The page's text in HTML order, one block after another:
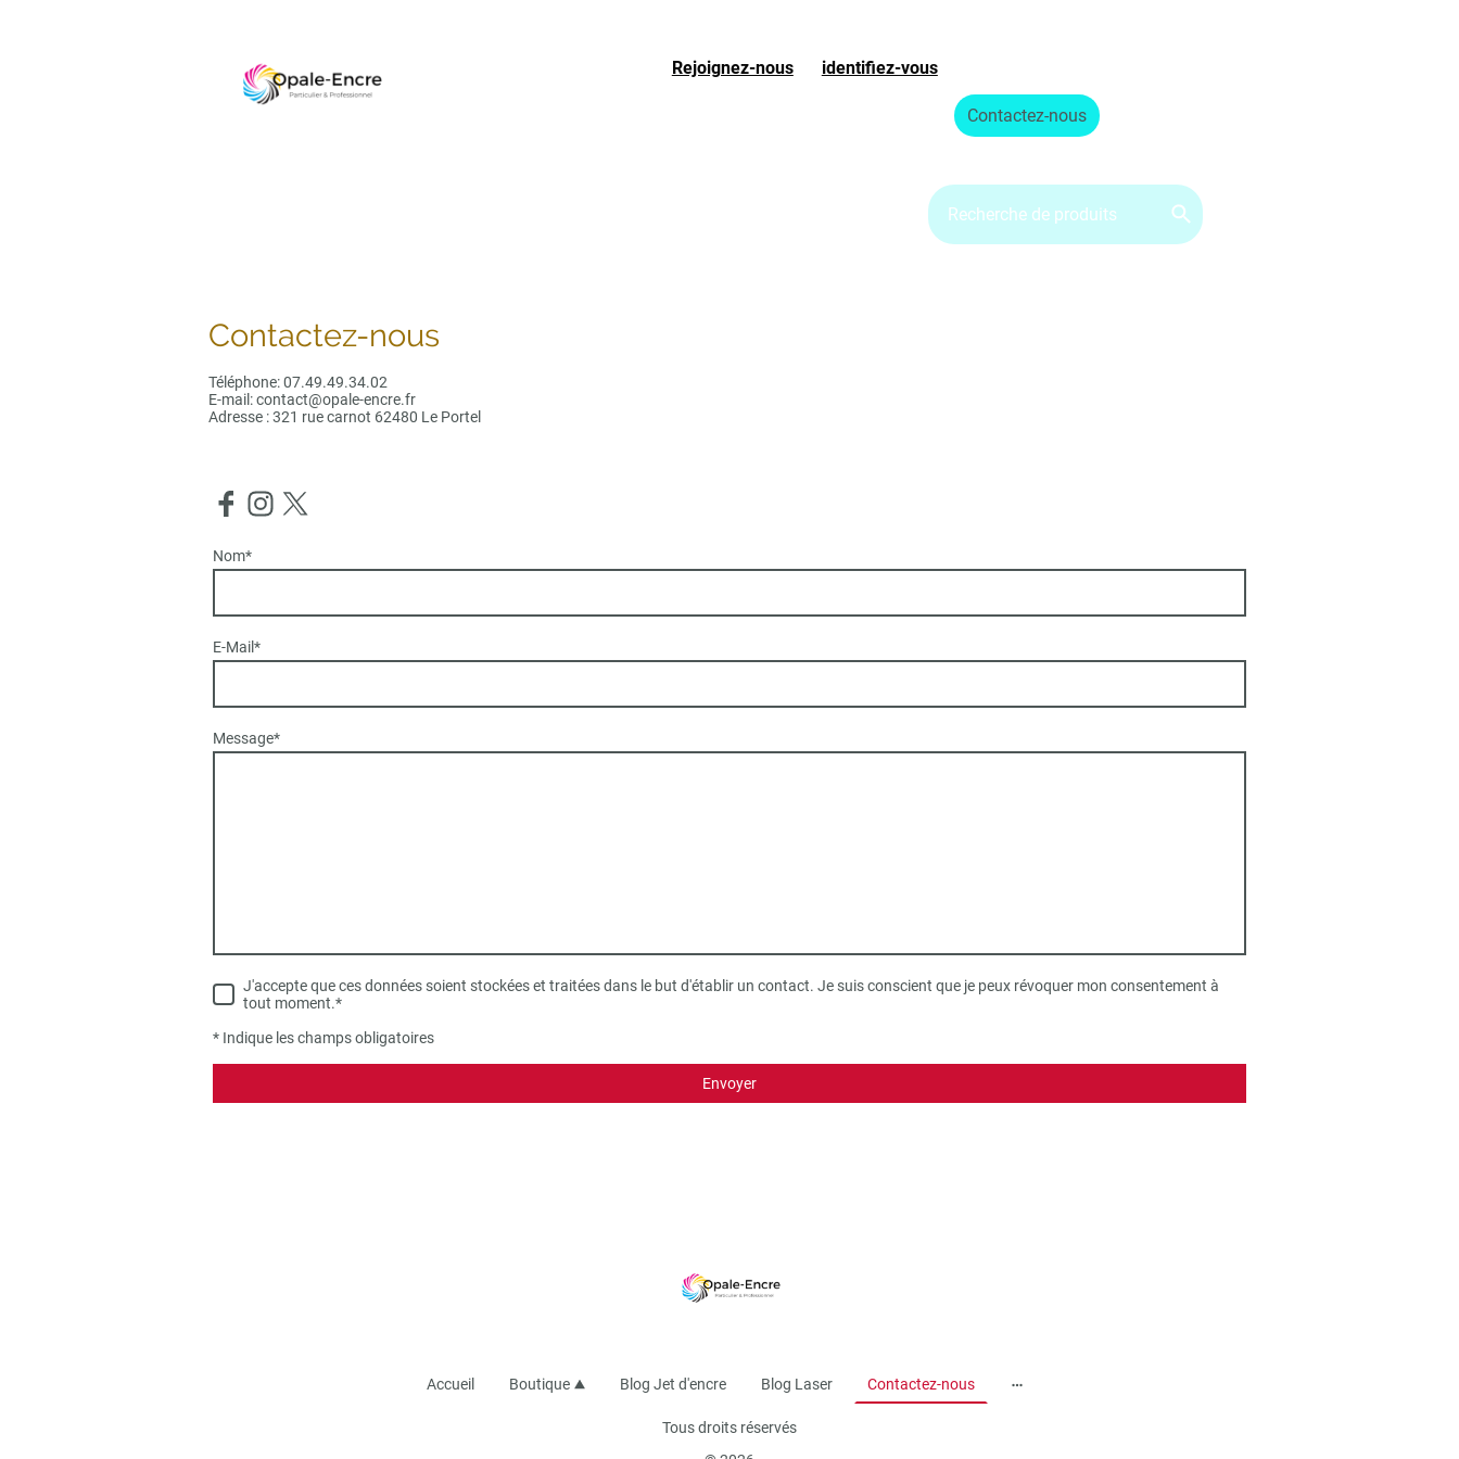
Rejoignez-nousou identifiez-vous
Contactez-nous
Contactez-nous
Téléphone: 07.49.49.34.02
E-mail: contact@opale-encre.fr
Adresse : 321 rue carnot 62480 Le Portel
Nom*
E-Mail*
Message*
J'accepte que ces données soient stockées et traitées dans le but d'établir un contact. Je suis conscient que je peux révoquer mon consentement à
tout moment.*
* Indique les champs obligatoires
Envoyer
Accueil Boutique Blog Jet d'encre Blog Laser Contactez-nous
Tous droits réservés